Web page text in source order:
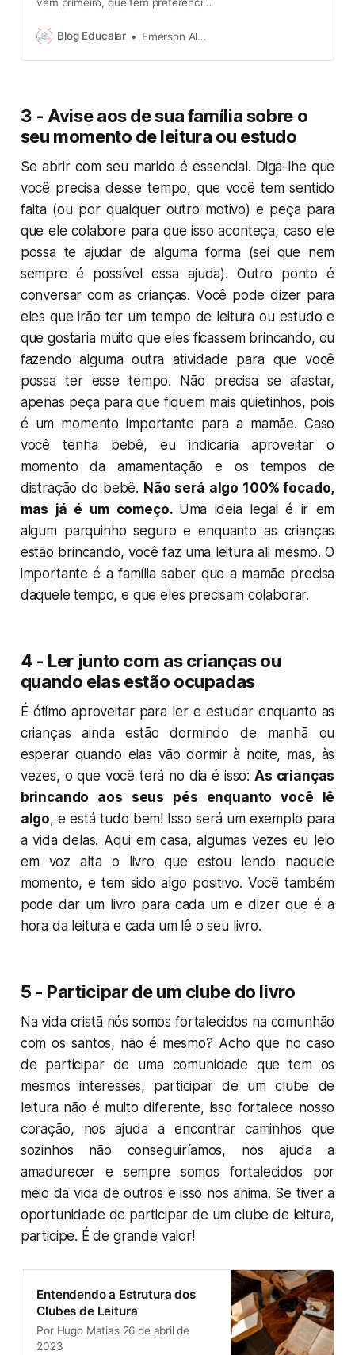
que é nossa prioridade? Começo
que: não possuem tempo, dinheiro
Blog Educalar Emerson Almeida
3 - Avise aos de sua família sobre o
seu momento de leitura ou estudo
Se abrir com seu marido é essencial. Diga-lhe que
você precisa desse tempo, que você tem sentido
falta (ou por qualquer outro motivo) e peça para
que ele colabore para que isso aconteça, caso ele
possa te ajudar de alguma forma (sei que nem
sempre é possível essa ajuda). Outro ponto é
conversar com as crianças. Você pode dizer para
eles que irão ter um tempo de leitura ou estudo e
que gostaria muito que eles ficassem brincando, ou
fazendo alguma outra atividade para que você
possa ter esse tempo. Não precisa se afastar,
apenas peça para que fiquem mais quietinhos, pois
é um momento importante para a mamãe. Caso
você tenha bebê, eu indicaria aproveitar o
momento da amamentação e os tempos de
distração do bebê. Não será algo 100% focado,
mas já é um começo. Uma ideia legal é ir em
algum parquinho seguro e enquanto as crianças
estão brincando, você faz uma leitura ali mesmo. O
importante é a família saber que a mamãe precisa
daquele tempo, e que eles precisam colaborar.
4 - Ler junto com as crianças ou
quando elas estão ocupadas
É ótimo aproveitar para ler e estudar enquanto as
crianças ainda estão dormindo de manhã ou
esperar quando elas vão dormir à noite, mas, às
vezes, o que você terá no dia é isso:As crianças
brincando aos seus pés enquanto você lê
algo, e está tudo bem! Isso será um exemplo para
a vida delas. Aqui em casa, algumas vezes eu leio
em voz alta o livro que estou lendo naquele
momento, e tem sido algo positivo. Você também
pode dar um livro para cada um e dizer que é a
hora da leitura e cada um lê o seu livro.
5 - Participar de um clube do livro
Na vida cristã nós somos fortalecidos na comunhão
com os santos, não é mesmo? Acho que no caso
de participar de uma comunidade que tem os
mesmos interesses, participar de um clube de
leitura não é muito diferente, isso fortalece nosso
coração, nos ajuda a encontrar caminhos que
sozinhos não conseguiríamos, nos ajuda a
amadurecer e sempre somos fortalecidos por
meio da vida de outros e isso nos anima. Se tiver a
oportunidade de participar de um clube de leitura,
participe. É de grande valor!
Entendendo a Estrutura dos
Clubes de Leitura
Por Hugo Matias 26 de abril de
2023